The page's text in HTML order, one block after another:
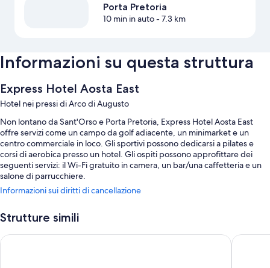
Porta Pretoria
10 min in auto- 7.3 km
Informazioni su questa struttura
Express Hotel Aosta East
Hotel nei pressi di Arco di Augusto
Non lontano da Sant'Orso e Porta Pretoria, Express Hotel Aosta East
offre servizi come un campo da golf adiacente, un minimarket e un
centro commerciale in loco. Gli sportivi possono dedicarsi a pilates e
corsi di aerobica presso un hotel. Gli ospiti possono approfittare dei
seguenti servizi: il Wi-Fi gratuito in camera, un bar/una caffetteria e un
salone di parrucchiere.
Gli altri servizi includono:
Accesso a una piscina all'aperto nelle vicinanze
Informazioni sui diritti di cancellazione
Strutture simili
Hotel Norden Palace Hotel